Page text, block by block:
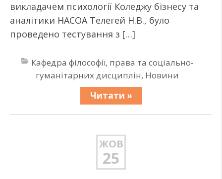
викладачем психології Коледжу бізнесу та
аналітики НАСОА Телегей Н.В., було
проведено тестування з […]
Кафедра філософії, права та соціально-
гуманітарних дисциплін, Новини
Читати »
ЖОВ
25